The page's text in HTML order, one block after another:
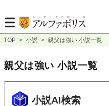
TOP > 小説 > 親父は強い 小説一覧
親父は強い 小説一覧
小説AI検索